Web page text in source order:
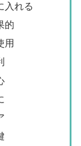
入れる
的
用